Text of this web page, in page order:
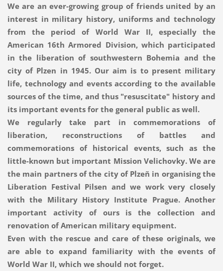
We are an ever-growing group of friends united by an
interest in military history, uniforms and technology
from the period of World War II, especially the
American 16th Armored Division, which participated
in the liberation of southwestern Bohemia and the
city of Plzen in 1945. Our aim is to present military
life, technology and events according to the available
sources of the time, and thus "resuscitate" history and
its important events for the general public as well.
We regularly take part in commemorations of
liberation, reconstructions of battles and
commemorations of historical events, such as the
little-known but important Mission Velichovky. We are
the main partners of the city of Plzeň in organising the
Liberation Festival Pilsen and we work very closely
with the Military History Institute Prague. Another
important activity of ours is the collection and
renovation of American military equipment.
Even with the rescue and care of these originals, we
are able to expand familiarity with the events of
World War II, which we should not forget.